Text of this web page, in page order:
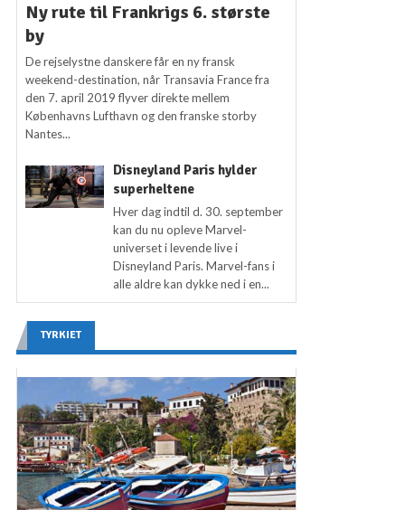
Ny rute til Frankrigs 6. største
by
De rejselystne danskere får en ny fransk
weekend-destination, når Transavia France fra
den 7. april 2019 flyver direkte mellem
Københavns Lufthavn og den franske storby
Nantes...
Disneyland Paris hylder
superheltene
Hver dag indtil d. 30. september
kan du nu opleve Marvel-
universet i levende live i
Disneyland Paris. Marvel-fans i
alle aldre kan dykke ned i en...
TYRKIET